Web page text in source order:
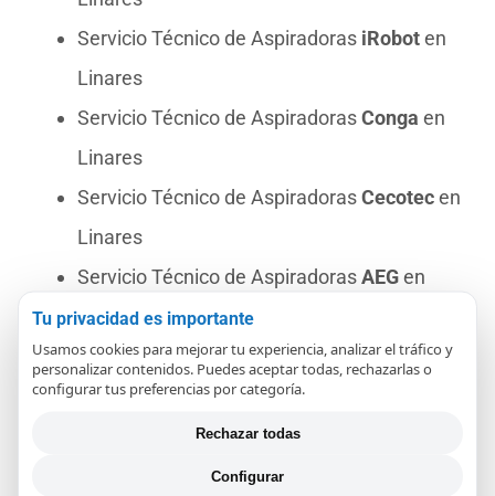
Servicio Técnico de Aspiradoras iRoboten
Linares
Servicio Técnico de AspiradorasConga en
Linares
Servicio Técnico de AspiradorasCecotecen
Linares
Servicio Técnico de AspiradorasAEGen
Linares
Servicio Técnico de AspiradorasNilfisken
Linares
Servicio Técnico de Aspiradoras
Tu privacidad es importante
Usamos cookies para mejorar tu experiencia, analizar el tráfico y
personalizar contenidos. Puedes aceptar todas, rechazarlas o
configurar tus preferencias por categoría.
Rechazar todas
Configurar